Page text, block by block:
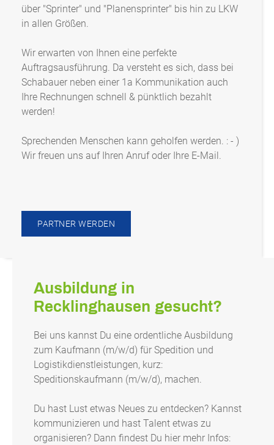
über "Sprinter" und "Planensprinter" bis hin zu LKW
in allen Größen.
Wir erwarten von Ihnen eine perfekte
Auftragsausführung. Da versteht es sich, dass bei
Schabauer neben einer 1a Kommunikation auch
Ihre Rechnungen schnell & pünktlich bezahlt
werden!
Sprechenden Menschen kann geholfen werden. : - )
Wir freuen uns auf Ihren Anruf oder Ihre E-Mail.
PARTNER WERDEN
Ausbildung in
Recklinghausen gesucht?
Bei uns kannst Du eine ordentliche Ausbildung
zum Kaufmann (m/w/d) für Spedition und
Logistikdienstleistungen, kurz:
Speditionskaufmann (m/w/d), machen.
Du hast Lust etwas Neues zu entdecken? Kannst
kommunizieren und hast Talent etwas zu
organisieren? Dann findest Du hier mehr Infos: